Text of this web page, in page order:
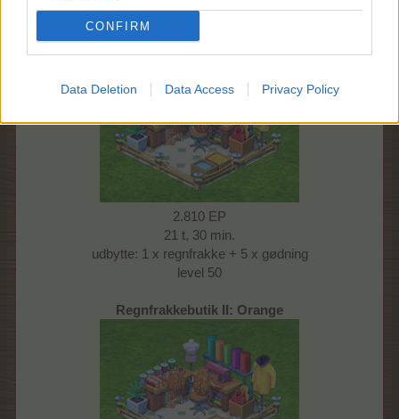
CONFIRM
Data Deletion Data Access Privacy Policy
level 50
Regnfrakkebutik I: Gul
2.810 EP
21 t, 30 min.
udbytte: 1 x regnfrakke + 5 x gødning
level 50
Regnfrakkebutik II: Orange